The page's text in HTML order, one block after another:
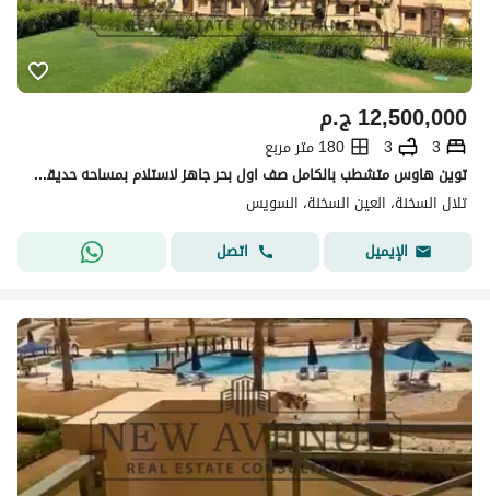
ج.م12,500,000
3
3
180 متر مربع
توين هاوس متشطب بالكامل صف اول بحر جاهز لاستلام بمساحه حديقة مميز جدا وسعر مميز في تلال السخنه Telal el sokhna
تلال السخنة، العين السخنة، السويس
الإيميل
اتصل